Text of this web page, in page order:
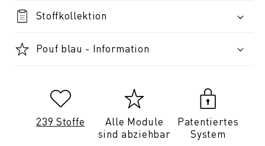
Stoffkollektion
Pouf blau - Information
239 Stoffe
Alle Module
sind abziehbar
Patentiertes
System